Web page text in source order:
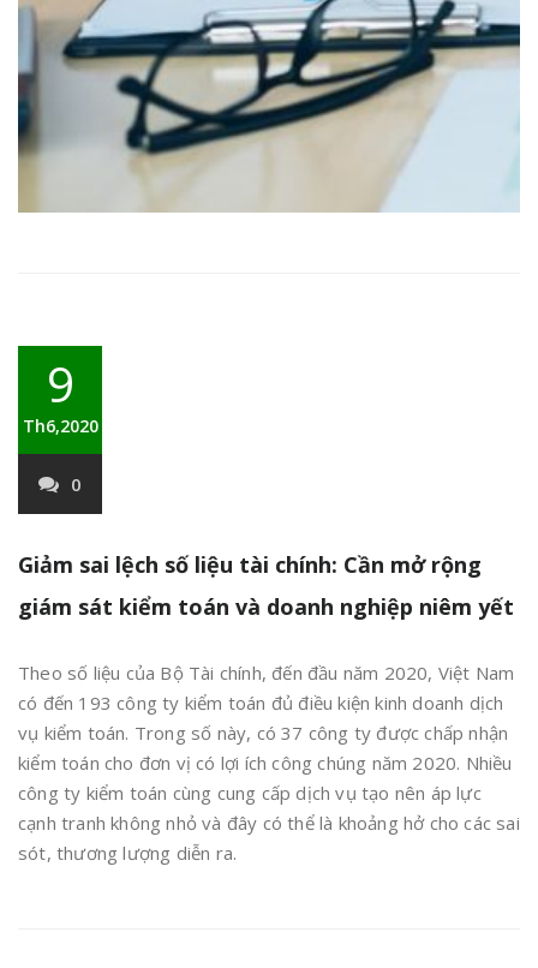
9
Th6,2020
0
Giảm sai lệch số liệu tài chính: Cần mở rộng
giám sát kiểm toán và doanh nghiệp niêm yết
Theo số liệu của Bộ Tài chính, đến đầu năm 2020, Việt Nam
có đến 193 công ty kiểm toán đủ điều kiện kinh doanh dịch
vụ kiểm toán. Trong số này, có 37 công ty được chấp nhận
kiểm toán cho đơn vị có lợi ích công chúng năm 2020. Nhiều
công ty kiểm toán cùng cung cấp dịch vụ tạo nên áp lực
cạnh tranh không nhỏ và đây có thể là khoảng hở cho các sai
sót, thương lượng diễn ra.